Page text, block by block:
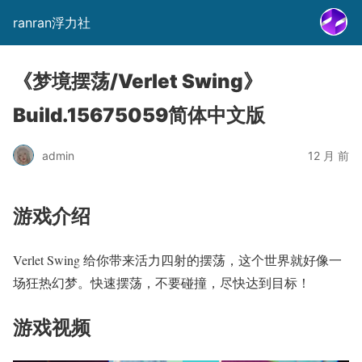
ranran浮力社
《梦境摆荡/Verlet Swing》
Build.15675059简体中文版
admin 12 月 前
游戏介绍
Verlet Swing 给你带来活力四射的摆荡，这个世界就好像一
场狂热幻梦。快速摆荡，不要碰撞，尽快达到目标！
游戏视频